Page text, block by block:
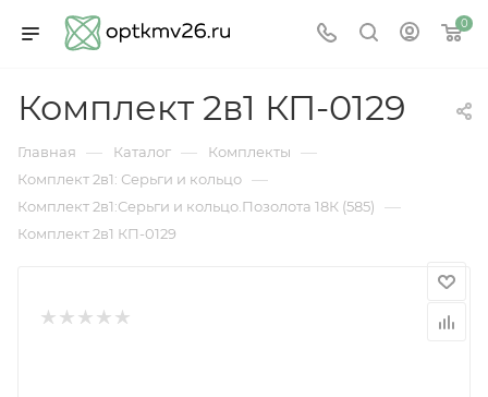
0
Комплект 2в1 КП-0129
Главная — Каталог — Комплекты —
Комплект 2в1: Серьги и кольцо —
Комплект 2в1:Серьги и кольцо.Позолота 18К (585) —
Комплект 2в1 КП-0129